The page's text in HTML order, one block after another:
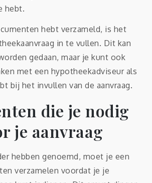
hebt.
hebt verzameld, is het
in te vullen. Dit kan
gedaan, maar je kunt ook
met een hypotheekadviseur als
bij het invullen van de aanvraag.
die je nodig
je aanvraag
hebben genoemd, moet je een
verzamelen voordat je je